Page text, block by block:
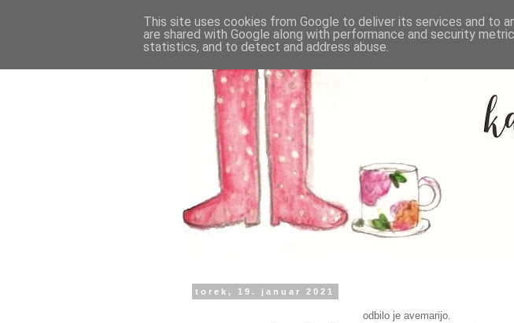
torek, 19. januar 2021
odbilo je avemarijo.
This site uses cookies from Google to deliver its services and to
are shared with Google along with performance and security
statistics, and to detect and address abuse.